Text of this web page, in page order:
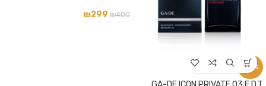
-34%
₪400
₪299